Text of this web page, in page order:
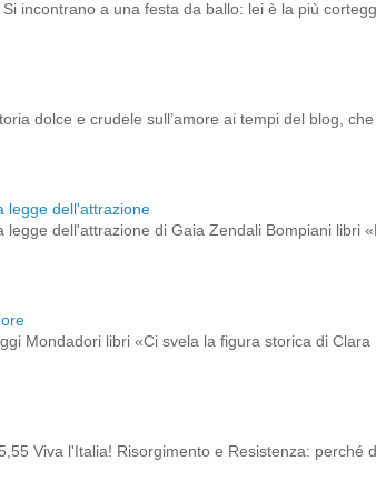
incontrano a una festa da ballo: lei è la più
dolce e crudele sull’amore ai tempi del blog,
legge dell'attrazione
dell'attrazione di Gaia Zendali Bompiani libri
Mondadori libri «Ci svela la figura storica di Clara
Viva l'Italia! Risorgimento e Resistenza: perché